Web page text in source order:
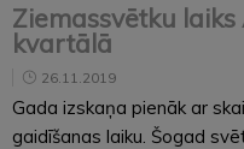
Ziemassvētku
kvartālā
26.11.2019
Gada izskaņa pienāk ar
gaidīšanas laiku. Šogad